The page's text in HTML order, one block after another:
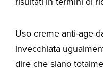
Uso creme anti-age
invecchiata
dire che siano